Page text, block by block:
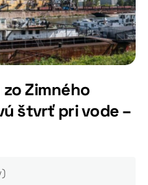
Zimného
štvrť pri vode –